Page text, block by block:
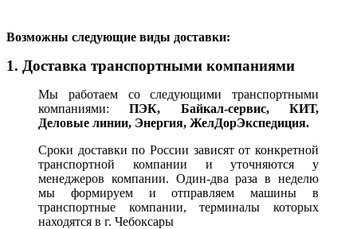
Возможны следующие виды доставки:
1. Доставка транспортными компаниями
Мы работаем со следующими транспортными
компаниями:ПЭК, Байкал-сервис, КИТ,
Деловые линии, Энергия, ЖелДорЭкспедиция.
Сроки доставки по России зависят от конкретной
транспортной компании и уточняются у
менеджеров компании. Один-два раза в неделю
мы формируем и отправляем машины в
транспортные компании, терминалы которых
находятся в г. Чебоксары